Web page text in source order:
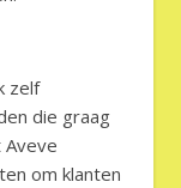
zelf
die graag
om klanten